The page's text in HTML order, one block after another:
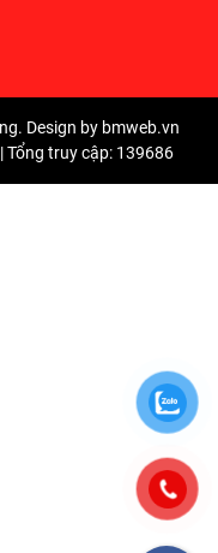
Design by bmweb.vn
|Tổng truy cập: 139686